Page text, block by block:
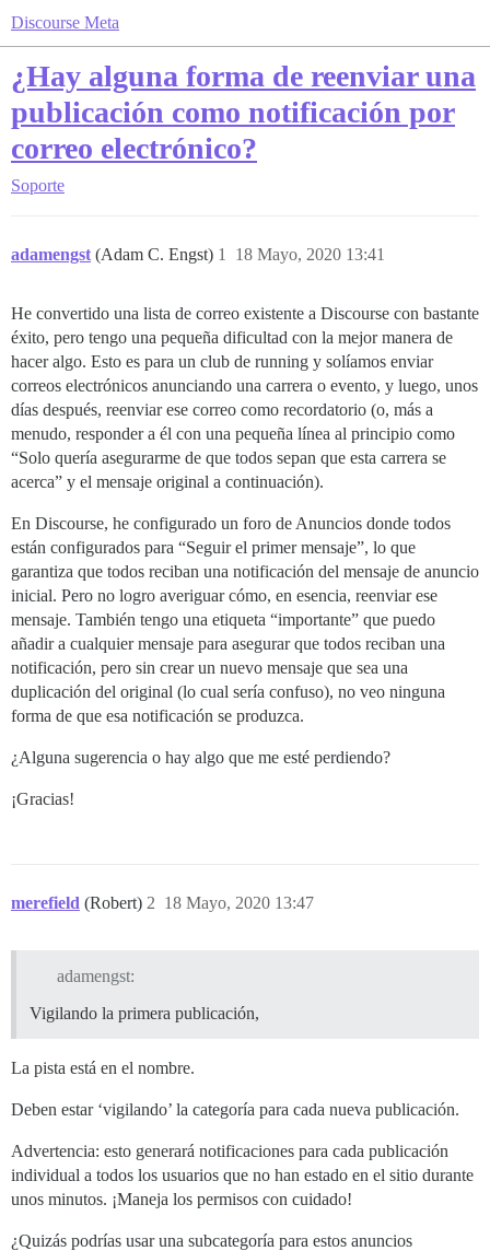
Discourse Meta
¿Hay alguna forma de reenviar una
publicación como notificación por
correo electrónico?
Soporte
adamengst (Adam C. Engst) 18 Mayo, 2020 13:41
1
He convertido una lista de correo existente a Discourse con bastante
éxito, pero tengo una pequeña dificultad con la mejor manera de
hacer algo. Esto es para un club de running y solíamos enviar
correos electrónicos anunciando una carrera o evento, y luego, unos
días después, reenviar ese correo como recordatorio (o, más a
menudo, responder a él con una pequeña línea al principio como
“Solo quería asegurarme de que todos sepan que esta carrera se
acerca” y el mensaje original a continuación).
En Discourse, he configurado un foro de Anuncios donde todos
están configurados para “Seguir el primer mensaje”, lo que
garantiza que todos reciban una notificación del mensaje de anuncio
inicial. Pero no logro averiguar cómo, en esencia, reenviar ese
mensaje. También tengo una etiqueta “importante” que puedo
añadir a cualquier mensaje para asegurar que todos reciban una
notificación, pero sin crear un nuevo mensaje que sea una
duplicación del original (lo cual sería confuso), no veo ninguna
forma de que esa notificación se produzca.
¿Alguna sugerencia o hay algo que me esté perdiendo?
¡Gracias!
merefield (Robert) 18 Mayo, 2020 13:47
2
adamengst:
Vigilando la primera publicación,
La pista está en el nombre.
Deben estar ‘vigilando’ la categoría para cada nueva publicación.
Advertencia: esto generará notificaciones para cada publicación
individual a todos los usuarios que no han estado en el sitio durante
unos minutos. ¡Maneja los permisos con cuidado!
¿Quizás podrías usar una subcategoría para estos anuncios